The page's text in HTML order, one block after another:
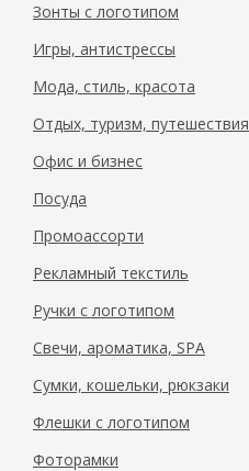
Зонты с логотипом
Игры, антистрессы
Мода, стиль, красота
Отдых, туризм, путешествия
Офис и бизнес
Посуда
Промоассорти
Рекламный текстиль
Ручки с логотипом
Свечи, ароматика, SPA
Сумки, кошельки, рюкзаки
Флешки с логотипом
Фоторамки